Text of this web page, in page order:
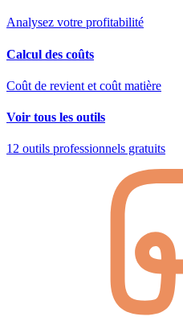
Analysez votre profitabilité
Calcul des coûts
Coût de revient et coût matière
Voir tous les outils
12 outils professionnels gratuits